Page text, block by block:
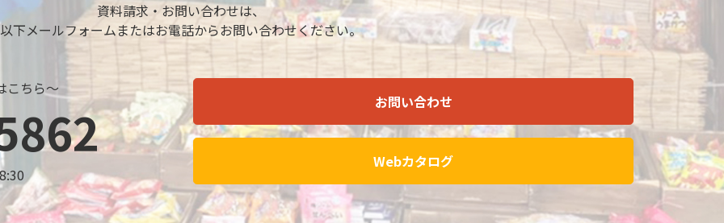
資料請求・お問い合わせは、
以下メールフォームまたはお電話からお問い合わせください。
こちら～
お問い合わせ
Webカタログ